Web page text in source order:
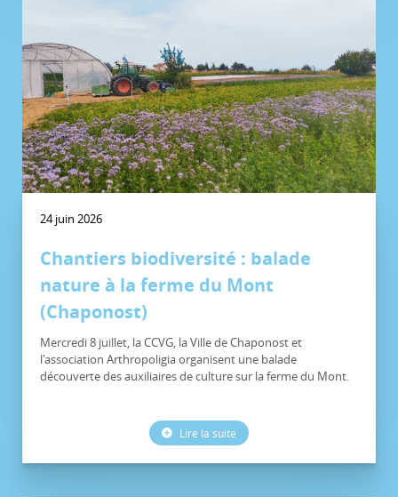
24 juin 2026
Chantiers biodiversité : balade
nature à la ferme du Mont
(Chaponost)
Mercredi 8 juillet, la CCVG, la Ville de Chaponost et
l'association Arthropoligia organisent une balade
découverte des auxiliaires de culture sur la ferme du Mont.
Lire la suite